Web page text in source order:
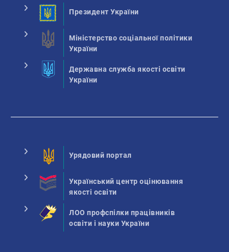
Президент України
Міністерство соціальної політики
України
Державна служба якості освіти
України
Урядовий портал
Український центр оцінювання
якості освіти
ЛОО профспілки працівників
освіти і науки України